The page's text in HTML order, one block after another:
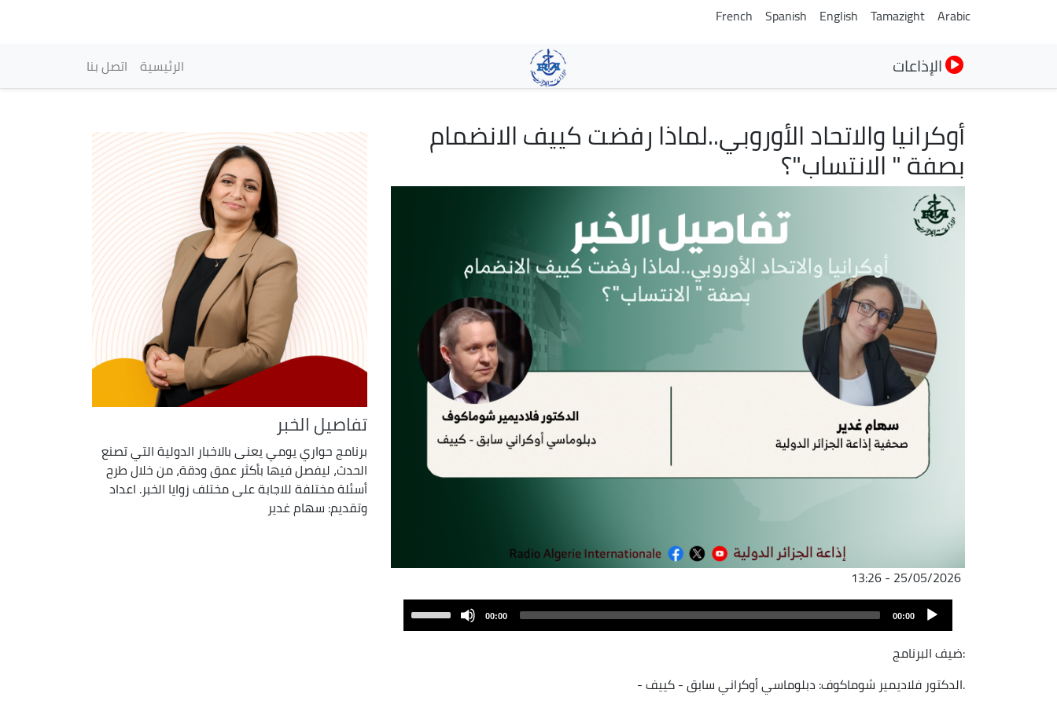
Arabic
Tamazight
English
Spanish
French
الإذاعات principale
الرئيسية اتصل بنا
أوكرانيا والاتحاد الأوروبي..لماذا رفضت كييف الانضمام
بصفة " الانتساب"؟
الصورة
25/05/2026 - 13:26
ملف
الصوت
Audio
Player
00:00
00:00
ضيف البرنامج:
- الدكتور فلاديمير شوماكوف: دبلوماسي أوكراني سابق - كييف.
تفاصيل الخبر
برنامج حواري يومي يعنى بالاخبار الدولية التي تصنع
الحدث، ليفصل فيها بأكثر عمق ودقة، من خلال طرح
أسئلة مختلفة للاجابة على مختلف زوايا الخبر. اعداد
وتقديم: سهام غدير